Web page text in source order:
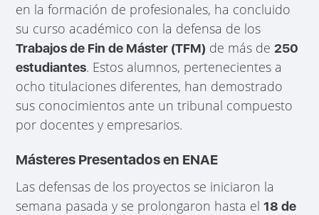
en la formación de profesionales, ha concluido
su curso académico con la defensa de los
Trabajos de Fin de Máster (TFM) de más de250
estudiantes. Estos alumnos, pertenecientes a
ocho titulaciones diferentes, han demostrado
sus conocimientos ante un tribunal compuesto
por docentes y empresarios.
Másteres Presentados en ENAE
Las defensas de los proyectos se iniciaron la
semana pasada y se prolongaron hasta el18 de